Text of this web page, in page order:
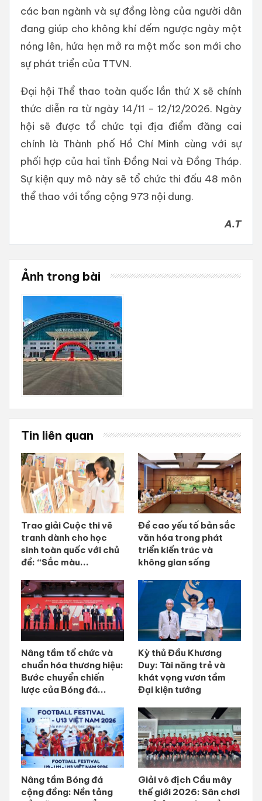
các ban ngành và sự đồng lòng của người dân
đang giúp cho không khí đếm ngược ngày một
nóng lên, hứa hẹn mở ra một mốc son mới cho
sự phát triển của TTVN.
Đại hội Thể thao toàn quốc lần thứ X sẽ chính
thức diễn ra từ ngày 14/11 – 12/12/2026. Ngày
hội sẽ được tổ chức tại địa điểm đăng cai
chính là Thành phố Hồ Chí Minh cùng với sự
phối hợp của hai tỉnh Đồng Nai và Đồng Tháp.
Sự kiện quy mô này sẽ tổ chức thi đấu 48 môn
thể thao với tổng cộng 973 nội dung.
A.T
Ảnh trong bài
Tin liên quan
Trao giải Cuộc thi vẽ
tranh dành cho học
sinh toàn quốc với chủ
đề: “Sắc màu...
Đề cao yếu tố bản sắc
văn hóa trong phát
triển kiến trúc và
không gian sống
Nâng tầm tổ chức và
chuẩn hóa thương hiệu:
Bước chuyển chiến
lược của Bóng đá...
Kỳ thủ Đầu Khương
Duy: Tài năng trẻ và
khát vọng vươn tầm
Đại kiện tướng
Nâng tầm Bóng đá
cộng đồng: Nền tảng
Giải vô địch Cầu mây
thế giới 2026: Sân chơi